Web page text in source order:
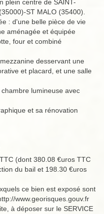
plein centre de SAINT-
ST MALO (35400).
: d'une belle pièce de vie
aménagée et équipée
four et combiné
desservant une
et placard, et une salle
lumineuse avec
et sa rénovation
(dont 380.08 €uros TTC
du bail et 198.30 €uros
ce bien est exposé sont
www.georisques.gouv.fr
à déposer sur le SERVICE